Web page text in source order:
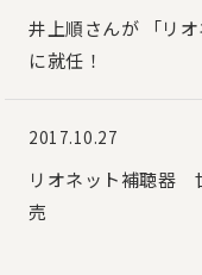
井上順さんが 「リオ
に就任！
2017.10.27
リオネット補聴器
売